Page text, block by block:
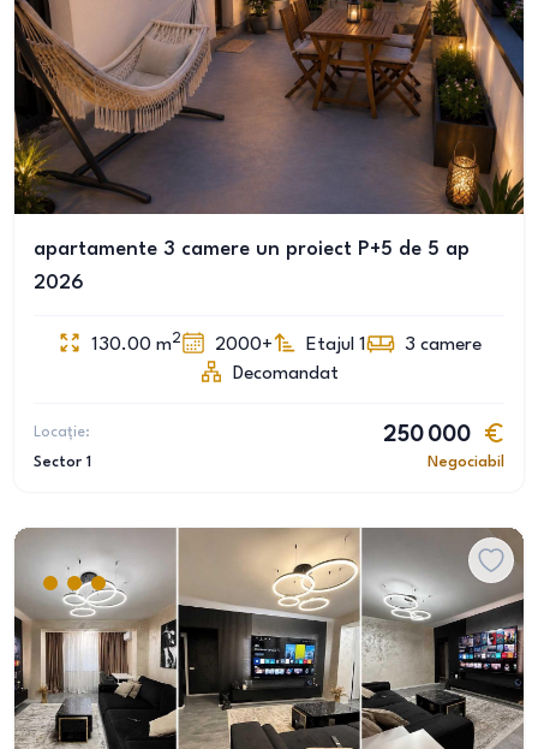
apartamente 3 camere un proiect P+5 de 5 ap
2026
130.00 m2 2000+ Etajul 1 3 camere
Decomandat
Locație:
Sector 1
250 000
Negociabil